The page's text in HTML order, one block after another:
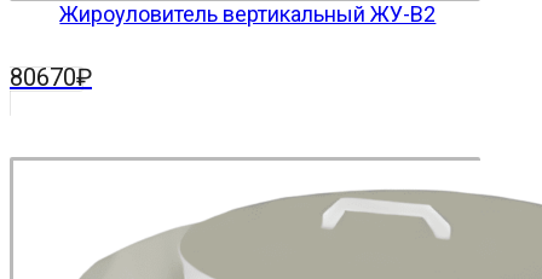
Жироуловитель вертикальный ЖУ-В2
80670₽